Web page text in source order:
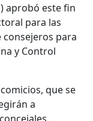
aprobó este fin
para las
consejeros para
y Control
que se
a